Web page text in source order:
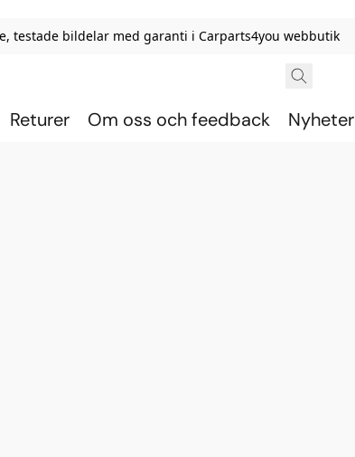
testade bildelar med garanti i Carparts4you webbutik
Returer Om oss och feedback Nyheter